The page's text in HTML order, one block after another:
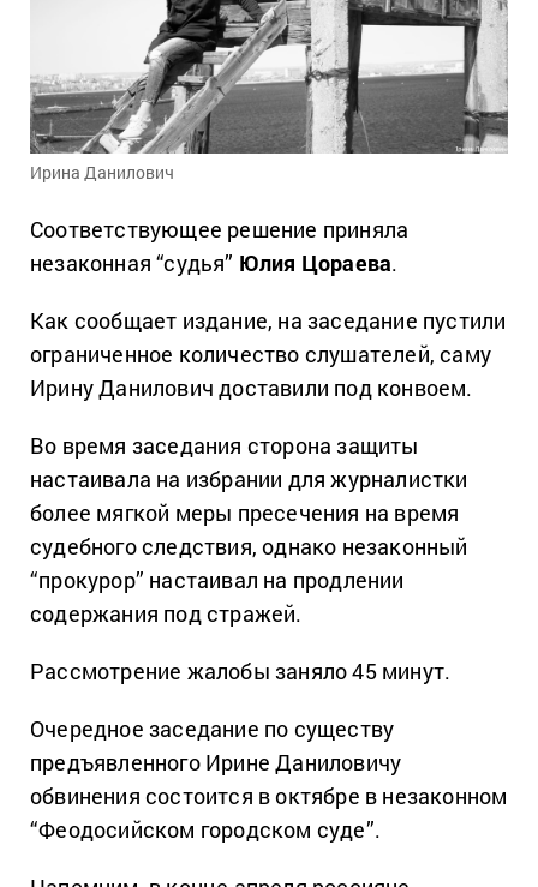
Ирина Данилович
Соответствующее решение приняла
незаконная “судья” Юлия Цораева.
Как сообщает издание, на заседание пустили
ограниченное количество слушателей, саму
Ирину Данилович доставили под конвоем.
Во время заседания сторона защиты
настаивала на избрании для журналистки
более мягкой меры пресечения на время
судебного следствия, однако незаконный
“прокурор” настаивал на продлении
содержания под стражей.
Рассмотрение жалобы заняло 45 минут.
Очередное заседание по существу
предъявленного Ирине Даниловичу
обвинения состоится в октябре в незаконном
“Феодосийском городском суде”.